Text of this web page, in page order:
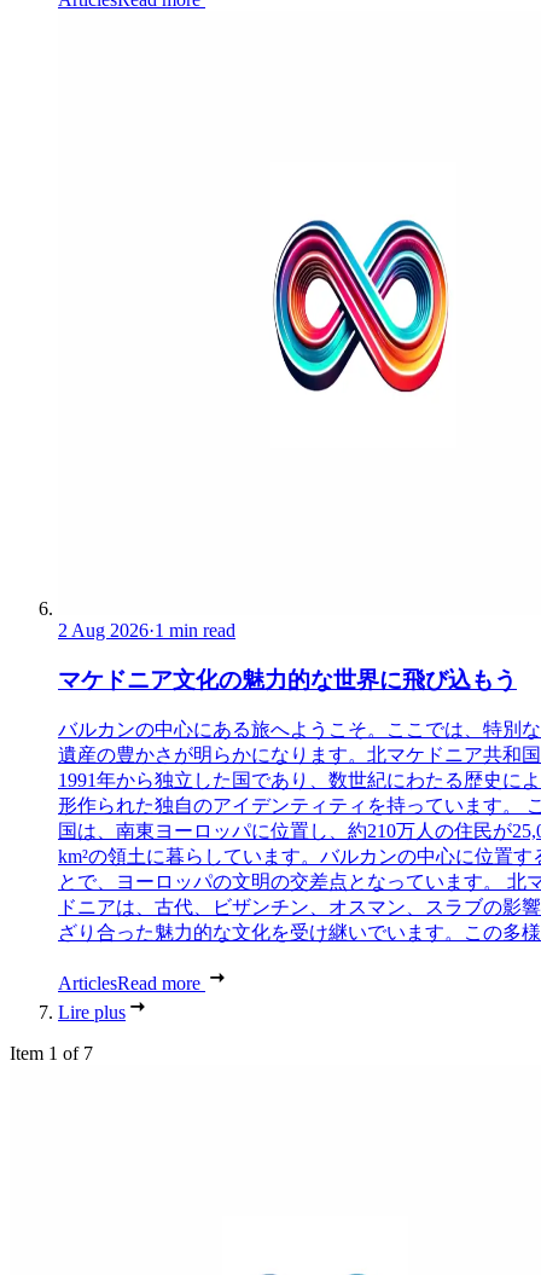
2 Aug 2026·1 min read
マケドニア文化の魅力的な世界に飛び込もう
バルカンの中心にある旅へようこそ。ここでは、特別
遺産の豊かさが明らかになります。北マケドニア共和
1991年から独立した国であり、数世紀にわたる歴史に
形作られた独自のアイデンティティを持っています。
国は、南東ヨーロッパに位置し、約210万人の住民が
km²の領土に暮らしています。バルカンの中心に位置す
とで、ヨーロッパの文明の交差点となっています。 北
ドニアは、古代、ビザンチン、オスマン、スラブの影
ざり合った魅力的な文化を受け継いでいます。この多
ArticlesRead more
Lire plus
Item 1 of 7